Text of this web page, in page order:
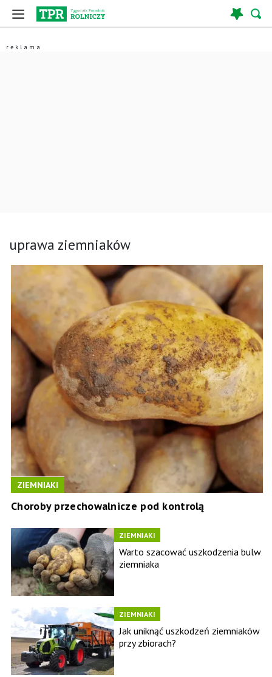
uprawa ziemniaków
ZIEMNIAKI
Choroby przechowalnicze pod kontrolą
ZIEMNIAKI
Warto szacować uszkodzenia bulw
ziemniaka
ZIEMNIAKI
Jak uniknąć uszkodzeń ziemniaków
przy zbiorach?